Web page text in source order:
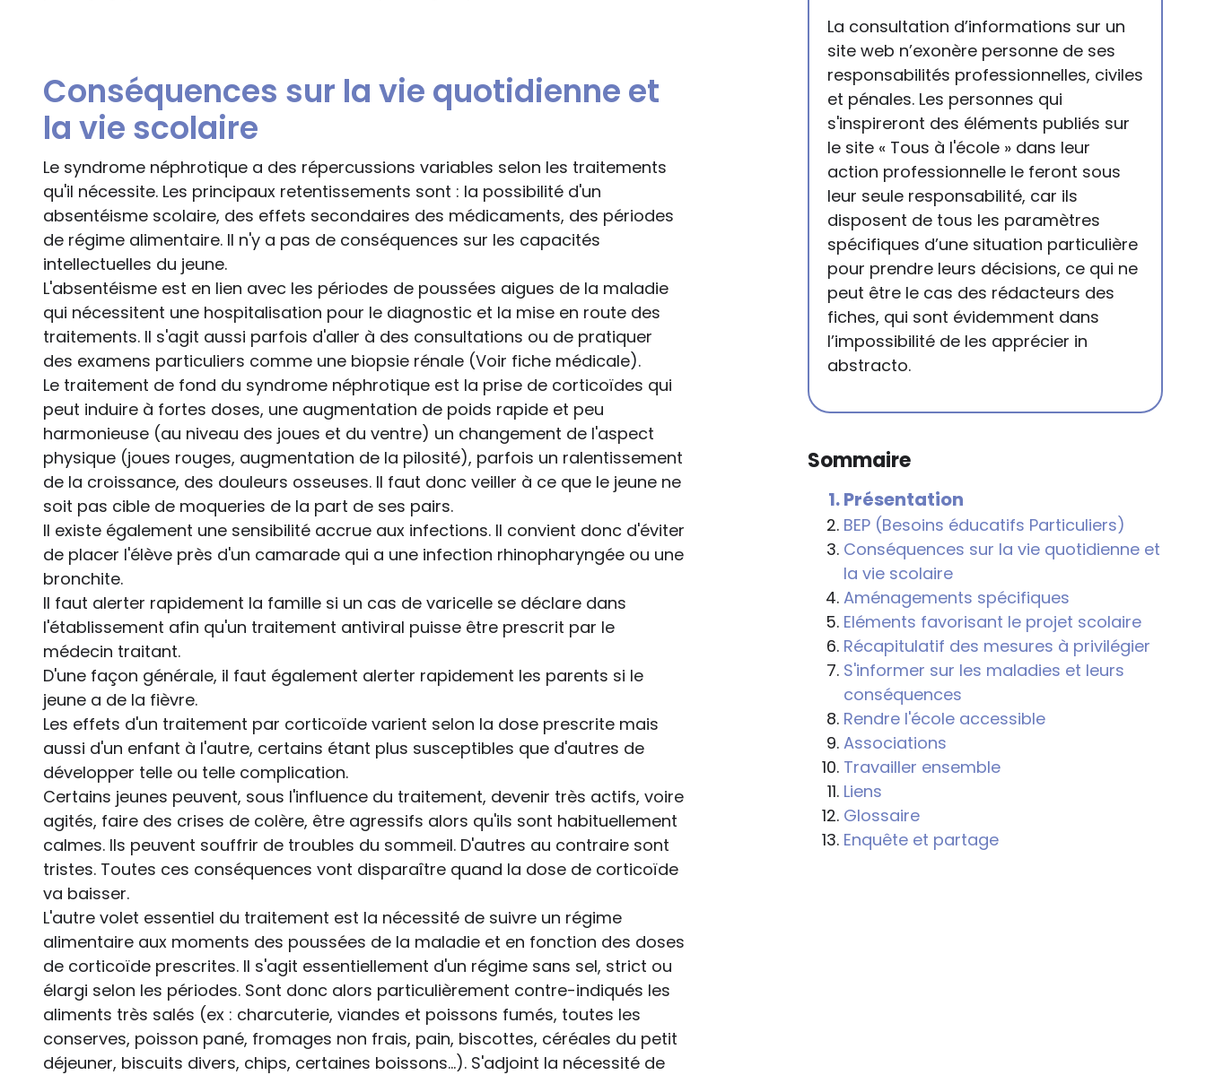
Conséquences sur la vie quotidienne et
la vie scolaire
Le syndrome néphrotique a des répercussions variables selon les traitements
qu'il nécessite. Les principaux retentissements sont : la possibilité d'un
absentéisme scolaire, des effets secondaires des médicaments, des périodes
de régime alimentaire. Il n'y a pas de conséquences sur les capacités
intellectuelles du jeune.
L'absentéisme est en lien avec les périodes de poussées aigues de la maladie
qui nécessitent une hospitalisation pour le diagnostic et la mise en route des
traitements. Il s'agit aussi parfois d'aller à des consultations ou de pratiquer
des examens particuliers comme une biopsie rénale (Voir fiche médicale).
Le traitement de fond du syndrome néphrotique est la prise de corticoïdes qui
peut induire à fortes doses, une augmentation de poids rapide et peu
harmonieuse (au niveau des joues et du ventre) un changement de l'aspect
physique (joues rouges, augmentation de la pilosité), parfois un ralentissement
de la croissance, des douleurs osseuses. Il faut donc veiller à ce que le jeune ne
soit pas cible de moqueries de la part de ses pairs.
Il existe également une sensibilité accrue aux infections. Il convient donc d'éviter
de placer l'élève près d'un camarade qui a une infection rhinopharyngée ou une
bronchite.
Il faut alerter rapidement la famille si un cas de varicelle se déclare dans
l'établissement afin qu'un traitement antiviral puisse être prescrit par le
médecin traitant.
D'une façon générale, il faut également alerter rapidement les parents si le
jeune a de la fièvre.
Les effets d'un traitement par corticoïde varient selon la dose prescrite mais
aussi d'un enfant à l'autre, certains étant plus susceptibles que d'autres de
développer telle ou telle complication.
Certains jeunes peuvent, sous l'influence du traitement, devenir très actifs, voire
agités, faire des crises de colère, être agressifs alors qu'ils sont habituellement
calmes. Ils peuvent souffrir de troubles du sommeil. D'autres au contraire sont
tristes. Toutes ces conséquences vont disparaître quand la dose de corticoïde
va baisser.
L'autre volet essentiel du traitement est la nécessité de suivre un régime
alimentaire aux moments des poussées de la maladie et en fonction des doses
de corticoïde prescrites. Il s'agit essentiellement d'un régime sans sel, strict ou
élargi selon les périodes. Sont donc alors particulièrement contre-indiqués les
aliments très salés (ex : charcuterie, viandes et poissons fumés, toutes les
conserves, poisson pané, fromages non frais, pain, biscottes, céréales du petit
déjeuner, biscuits divers, chips, certaines boissons...). S'adjoint la nécessité de
La consultation d’informations sur un
site web n’exonère personne de ses
responsabilités professionnelles, civiles
et pénales. Les personnes qui
s'inspireront des éléments publiés sur
le site « Tous à l'école » dans leur
action professionnelle le feront sous
leur seule responsabilité, car ils
disposent de tous les paramètres
spécifiques d’une situation particulière
pour prendre leurs décisions, ce qui ne
peut être le cas des rédacteurs des
fiches, qui sont évidemment dans
l’impossibilité de les apprécier in
abstracto.
Sommaire
Présentation
BEP (Besoins éducatifs Particuliers)
Conséquences sur la vie quotidienne et
la vie scolaire
Aménagements spécifiques
Eléments favorisant le projet scolaire
Récapitulatif des mesures à privilégier
S'informer sur les maladies et leurs
conséquences
Rendre l'école accessible
Associations
Travailler ensemble
Liens
Glossaire
Enquête et partage